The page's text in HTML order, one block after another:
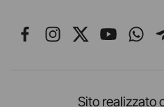
Seguici su
Seguici su
Seguici su
Seguici
Sito realizzato